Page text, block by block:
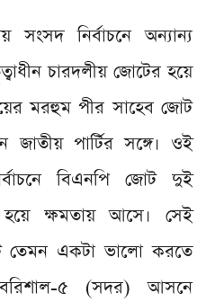
নির্বাচনে অন্যান্য
চারদলীয় জোটের হয়ে
মরহুম পীর সাহেব জোট
জাতীয় পার্টির সঙ্গে। ওই
বিএনপি জোট দুই
ক্ষমতায় আসে। সেই
তেমন একটা ভালো করতে
বরিশাল-৫ (সদর) আসনে